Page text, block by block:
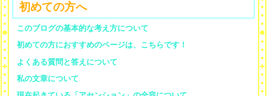
初めての方へ
このブログの基本的な考え方について
初めての方におすすめのページは、こちらです！
よくある質問と答えについて
私の文章について